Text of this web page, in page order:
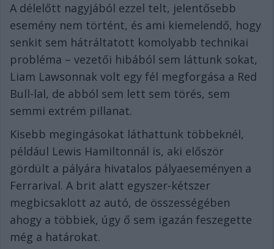
A délelőtt nagyjából ezzel telt, jelentősebb
esemény nem történt, és ami kiemelendő, hogy
senkit sem hátráltatott komolyabb technikai
probléma – vezetői hibából sem láttunk sokat,
Liam Lawsonnak volt egy fél megforgása a Red
Bull-lal, de abból sem lett sem törés, sem
semmi extrém pillanat.
Kisebb megingásokat láthattunk többeknél,
például Lewis Hamiltonnál is, aki először
gördült a pályára hivatalos pályaeseményen a
Ferrarival. A brit alatt egyszer-kétszer
megbicsaklott az autó, de összességében
ahogy a többiek, úgy ő sem igazán feszegette
még a határokat.